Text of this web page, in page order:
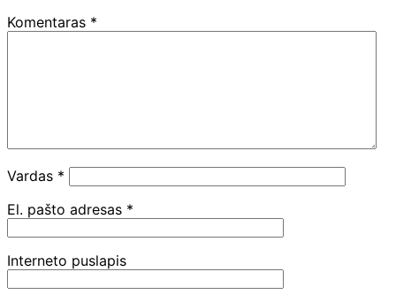
Komentaras *
Vardas *
El. pašto adresas *
Interneto puslapis